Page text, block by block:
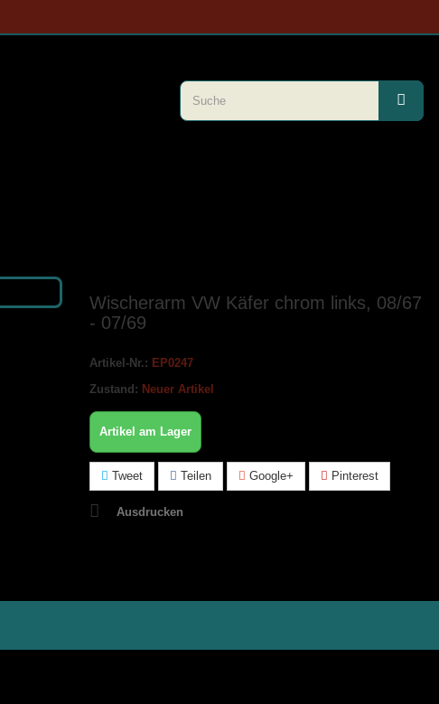
Wischerarm VW Käfer chrom links, 08/67
- 07/69
Artikel-Nr.: EP0247
Zustand: Neuer Artikel
Artikel am Lager
Tweet Teilen Google+ Pinterest
Ausdrucken